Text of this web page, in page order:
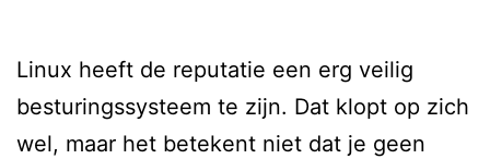
Linux heeft de reputatie een erg veilig
besturingssysteem te zijn. Dat klopt op zich
wel, maar het betekent niet dat je geen